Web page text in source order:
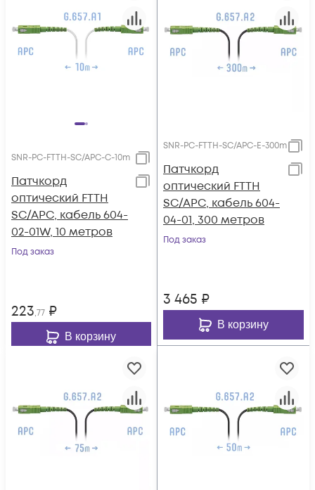
SNR-PC-FTTH-SC/APC-C-10m
Патчкорд
оптический FTTH
SC/APC, кабель 604-
02-01W, 10 метров
Под заказ
223,77 ₽
В корзину
SNR-PC-FTTH-SC/APC-E-300m
Патчкорд
оптический FTTH
SC/APC, кабель 604-
04-01, 300 метров
Под заказ
3 465 ₽
В корзину